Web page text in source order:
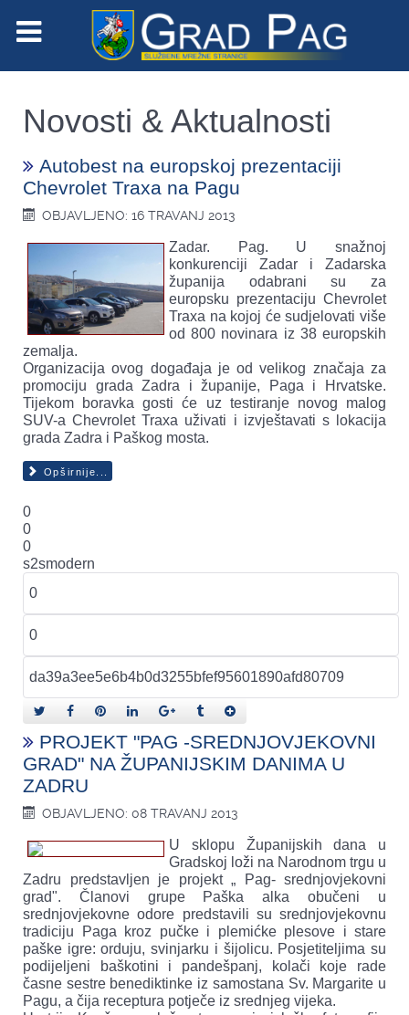
Novosti & Aktualnosti
Autobest na europskoj prezentaciji
Chevrolet Traxa na Pagu
OBJAVLJENO: 16 TRAVANJ 2013
Zadar. Pag. U snažnoj
konkurenciji Zadar i Zadarska
županija odabrani su za
europsku prezentaciju Chevrolet
Traxa na kojoj će sudjelovati više
od 800 novinara iz 38 europskih
zemalja.
Organizacija ovog događaja je od velikog značaja za
promociju grada Zadra i županije, Paga i Hrvatske.
Tijekom boravka gosti će uz testiranje novog malog
SUV-a Chevrolet Traxa uživati i izvještavati s lokacija
grada Zadra i Paškog mosta.
Opširnije...
0
0
0
s2smodern
PROJEKT "PAG -SREDNJOVJEKOVNI
GRAD" NA ŽUPANIJSKIM DANIMA U
ZADRU
OBJAVLJENO: 08 TRAVANJ 2013
U sklopu Županijskih dana u
Gradskoj loži na Narodnom trgu u
Zadru predstavljen je projekt „ Pag- srednjovjekovni
grad". Članovi grupe Paška alka obučeni u
srednjovjekovne odore predstavili su srednjovjekovnu
tradiciju Paga kroz pučke i plemićke plesove i stare
paške igre: orduju, svinjarku i šijolicu. Posjetiteljima su
podijeljeni baškotini i pandešpanj, kolači koje rade
časne sestre benediktinke iz samostana Sv. Margarite u
Pagu, a čija receptura potječe iz srednjeg vijeka.